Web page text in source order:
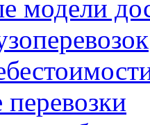
модели